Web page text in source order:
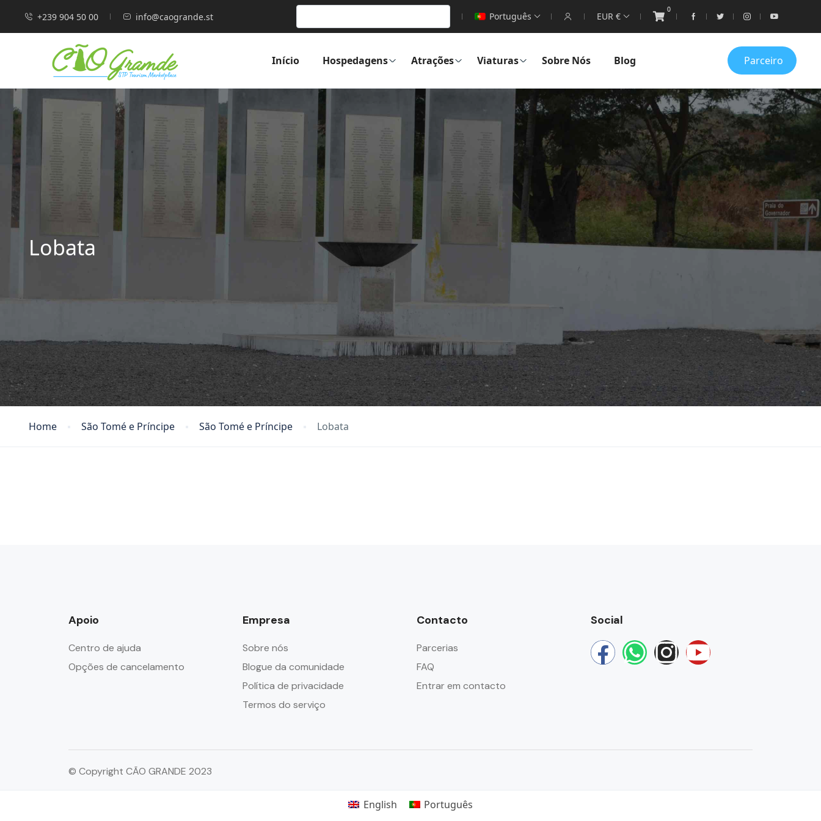
+239 904 50 00 info@caogrande.st Português EUR €
0
Início Hospedagens Atrações Viaturas Sobre Nós Blog Parceiro
Lobata
Home São Tomé e Príncipe São Tomé e Príncipe Lobata
Apoio
Centro de ajuda
Opções de cancelamento
Empresa
Sobre nós
Blogue da comunidade
Política de privacidade
Termos do serviço
Contacto
Parcerias
FAQ
Entrar em contacto
Social
© Copyright CÃO GRANDE 2023
English Português